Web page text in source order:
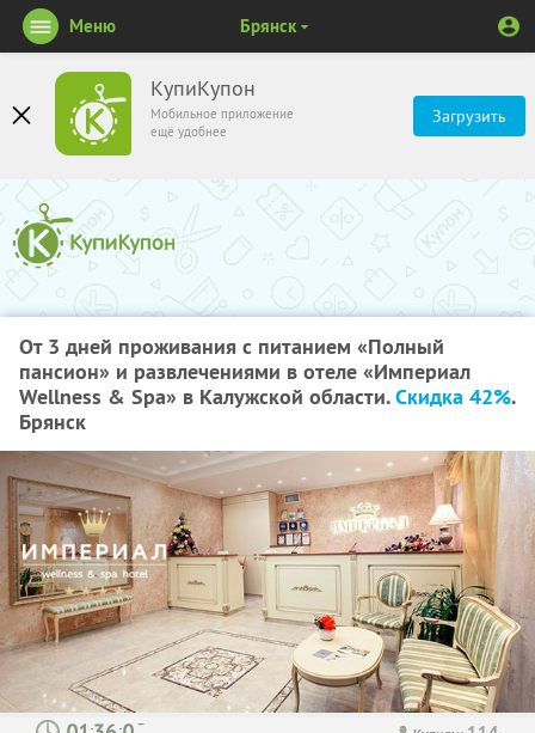
КупиКупон
Мобильное приложение
ещё удобнее
Загрузить
Меню Брянск
От 3 дней проживания с питанием «Полный
пансион» и развлечениями в отеле «Империал
Wellness & Spa» в Калужской области.Скидка 42%.
Брянск